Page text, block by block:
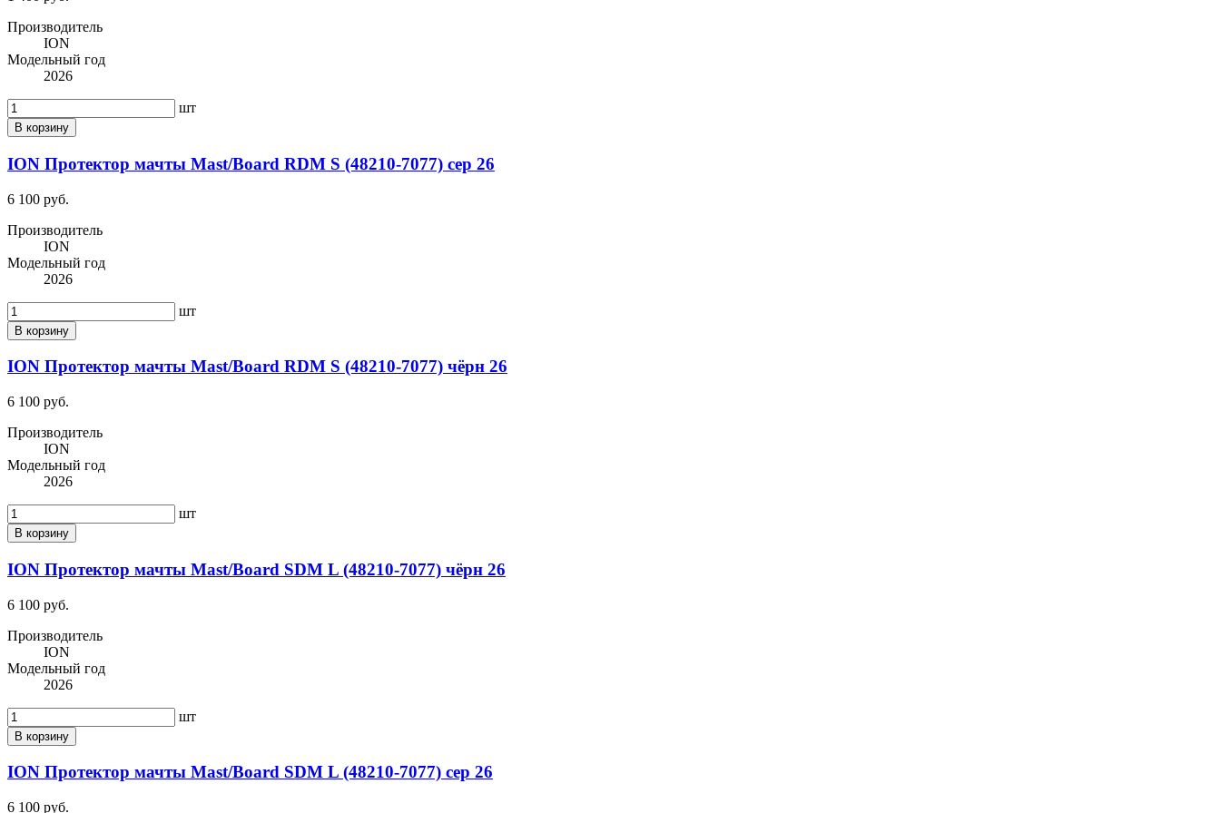
Производитель
ION
Модельный год
2026
шт
В корзину
ION Протектор мачты Mast/Board RDM S (48210-7077) сер 26
6 100 руб.
Производитель
ION
Модельный год
2026
шт
В корзину
ION Протектор мачты Mast/Board RDM S (48210-7077) чёрн 26
6 100 руб.
Производитель
ION
Модельный год
2026
шт
В корзину
ION Протектор мачты Mast/Board SDM L (48210-7077) чёрн 26
6 100 руб.
Производитель
ION
Модельный год
2026
шт
В корзину
ION Протектор мачты Mast/Board SDM L (48210-7077) сер 26
6 100 руб.